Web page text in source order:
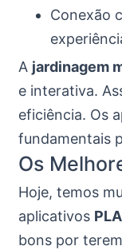
Conexão
A jardinagem
e interativa.
eficiência. Os
fundamentais
Os
Hoje, temos
aplicativos
bons por